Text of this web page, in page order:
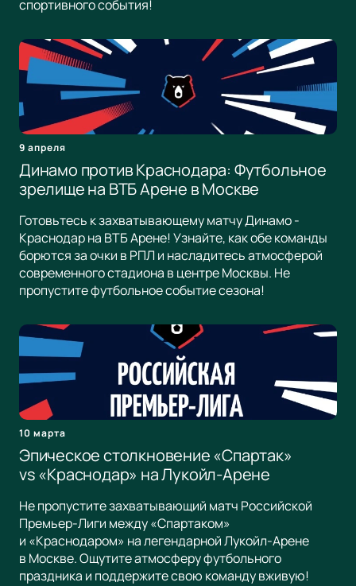
спортивного события!
9 апреля
Динамо против Краснодара: Футбольное
зрелище на ВТБ Арене в Москве
Готовьтесь к захватывающему матчу Динамо -
Краснодар на ВТБ Арене! Узнайте, как обе команды
борются за очки в РПЛ и насладитесь атмосферой
современного стадиона в центре Москвы. Не
пропустите футбольное событие сезона!
10 марта
Эпическое столкновение «Спартак»
vs «Краснодар» на Лукойл-Арене
Не пропустите захватывающий матч Российской
Премьер-Лиги между «Спартаком»
и «Краснодаром» на легендарной Лукойл-Арене
в Москве. Ощутите атмосферу футбольного
праздника и поддержите свою команду вживую!